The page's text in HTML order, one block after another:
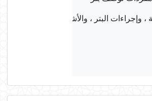
، وإجراءات البتر ، والأشخاص الذين تعرضوا